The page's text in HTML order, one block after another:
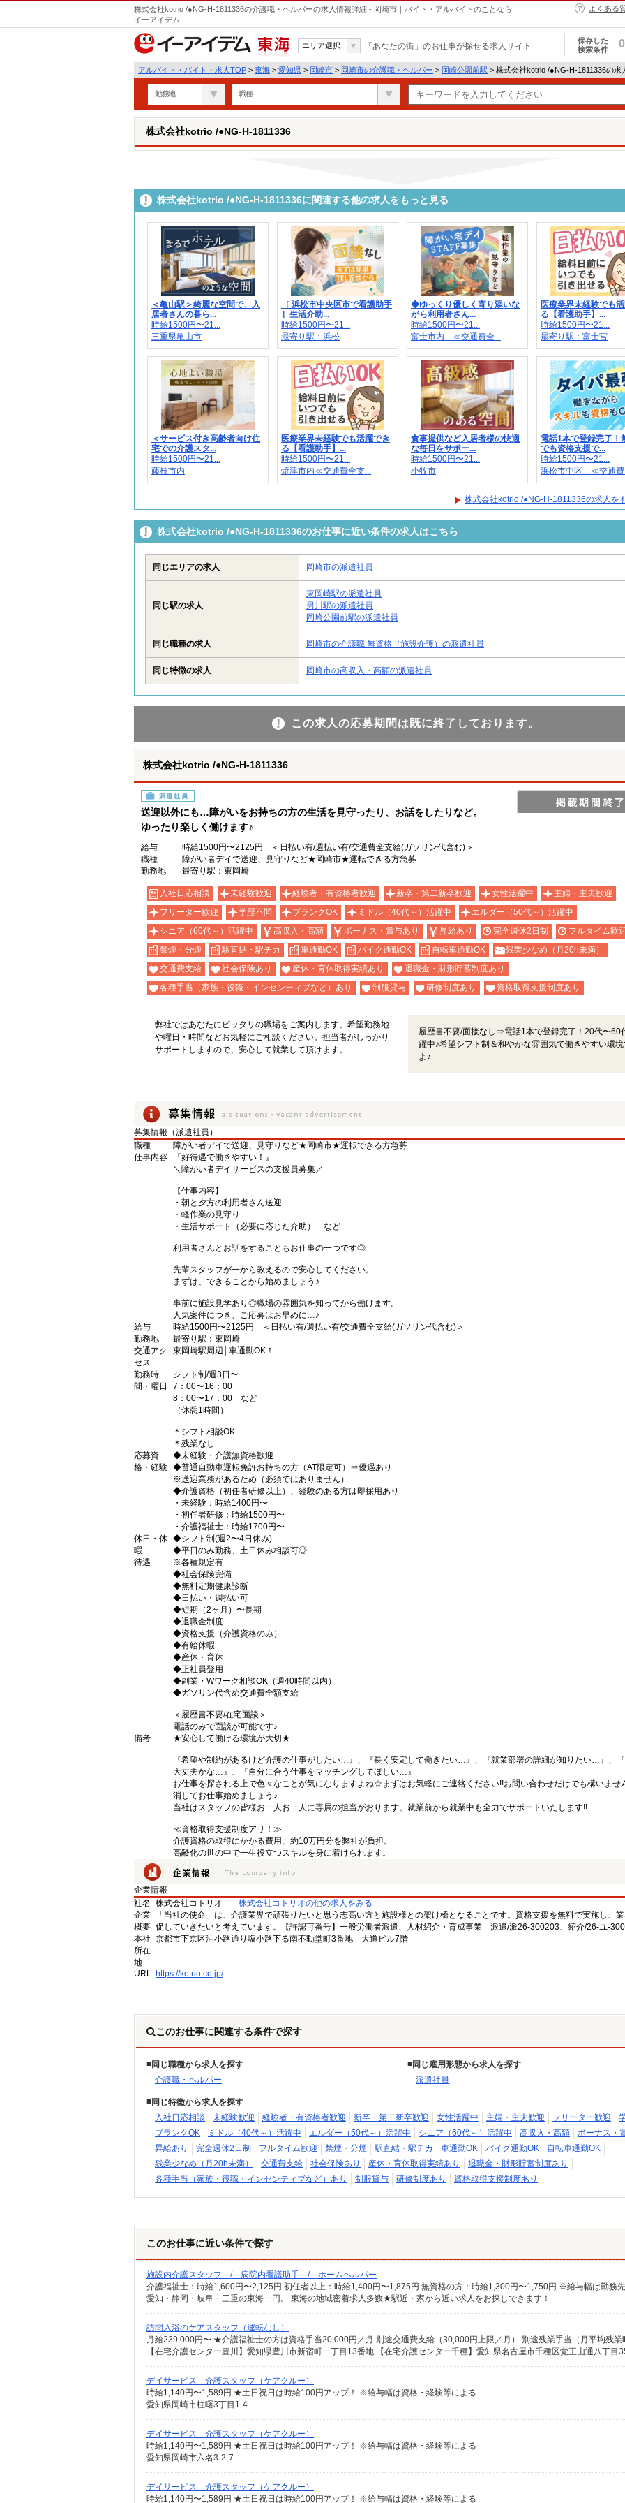
株式会社kotrio /●NG-H-1811336の介護職・ヘルパーの求人情報詳細 - 岡崎市｜バイト・アルバイトのことなら
イーアイデム
よくある
東海
エリア選択 「あなたの街」のお仕事が探せる求人サイト
保存した
検索条件
0
アルバイト・バイト・求人TOP > 東海 > 愛知県 > 岡崎市 > 岡崎市の介護職・ヘルパー > 岡崎公園前駅 > 株式会社kotrio /●NG-H-1811336の求
勤務地 職種
株式会社kotrio /●NG-H-1811336
株式会社kotrio /●NG-H-1811336に関連する他の求人をもっと見る
＜亀山駅＞綺麗な空間で、入
居者さんの暮ら...
時給1500円〜21...
三重県亀山市
［ 浜松市中央区市で看護助手
］生活介助...
時給1500円〜21...
最寄り駅：浜松
◆ゆっくり優しく寄り添いな
がら利用者さん...
時給1500円〜21...
富士市内 ≪交通費全...
医療業界未経験でも
る【看護助手】...
時給1500円〜21...
最寄り駅：富士宮
＜サービス付き高齢者向け住
宅での介護スタ...
時給1500円〜21...
藤枝市内
医療業界未経験でも活躍でき
る【看護助手】...
時給1500円〜21...
焼津市内≪交通費全支...
食事提供など入居者様の快適
な毎日をサポー...
時給1500円〜21...
小牧市
電話1本で登録完了！
でも資格支援で...
時給1500円〜21...
浜松市中区 ≪交通費
株式会社kotrio /●NG-H-1811336の求人を
株式会社kotrio /●NG-H-1811336のお仕事に近い条件の求人はこちら
同じエリアの求人 岡崎市の派遣社員
同じ駅の求人
東岡崎駅の派遣社員
男川駅の派遣社員
岡崎公園前駅の派遣社員
同じ職種の求人 岡崎市の介護職 無資格（施設介護）の派遣社員
同じ特徴の求人 岡崎市の高収入・高額の派遣社員
この求人の応募期間は既に終了しております。
株式会社kotrio /●NG-H-1811336
派遣社員
送迎以外にも…障がいをお持ちの方の生活を見守ったり、お話をしたりなど。
ゆったり楽しく働けます♪
給与
時給1500円〜2125円 ＜日払い有/週払い有/交通費全支給(ガソリン代含む)＞
職種
障がい者デイで送迎、見守りなど★岡崎市★運転できる方急募
勤務地
最寄り駅：東岡崎
入社日応相談 未経験歓迎 経験者・有資格者歓迎 新卒・第二新卒歓迎 女性活躍中
主婦・主夫歓迎
フリーター歓迎
学歴不問 ブランクOK ミドル（40代～）活躍中
エルダー（50代～）活躍中
シニア（60代～）活躍中
高収入・高額 ボーナス・賞与あり 昇給あり 完全週休2日制
フルタイム歓
禁煙・分煙
駅直結・駅チカ 車通勤OK バイク通勤OK 自転車通勤OK
残業少なめ（月20h未満）
交通費支給
社会保険あり 産休・育休取得実績あり
退職金・財形貯蓄制度あり
各種手当（家族・役職・インセンティブなど）あり
制服貸与 研修制度あり 資格取得支援制度あり
弊社ではあなたにピッタリの職場をご案内します。希望勤務地
や曜日・時間などお気軽にご相談ください。担当者がしっかり
サポートしますので、安心して就業して頂けます。
履歴書不要/面接なし⇒電話1本で登録完了！20代〜60
躍中♪希望シフト制＆和やかな雰囲気で働きやすい環境
よ♪
募集情報（派遣社員）
職種
障がい者デイで送迎、見守りなど★岡崎市★運転できる方急募
仕事内容
『好待遇で働きやすい！』
＼障がい者デイサービスの支援員募集／
【仕事内容】
・朝と夕方の利用者さん送迎
・軽作業の見守り
・生活サポート（必要に応じた介助） など
利用者さんとお話をすることもお仕事の一つです◎
先輩スタッフが一から教えるので安心してください。
まずは、できることから始めましょう♪
事前に施設見学あり◎職場の雰囲気を知ってから働けます。
人気案件につき、ご応募はお早めに…♪
給与
時給1500円〜2125円 ＜日払い有/週払い有/交通費全支給(ガソリン代含む)＞
勤務地
最寄り駅：東岡崎
交通アク
セス
東岡崎駅周辺│車通勤OK！
勤務時
間・曜日
シフト制/週3日〜
7：00〜16：00
8：00〜17：00 など
（休憩1時間）
＊シフト相談OK
＊残業なし
応募資
格・経験
◆未経験・介護無資格歓迎
◆普通自動車運転免許お持ちの方（AT限定可）⇒優遇あり
※送迎業務があるため（必須ではありません）
◆介護資格（初任者研修以上）、経験のある方は即採用あり
・未経験：時給1400円〜
・初任者研修：時給1500円〜
・介護福祉士：時給1700円〜
休日・休
暇
◆シフト制(週2〜4日休み)
◆平日のみ勤務、土日休み相談可◎
待遇
※各種規定有
◆社会保険完備
◆無料定期健康診断
◆日払い・週払い可
◆短期（2ヶ月）〜長期
◆退職金制度
◆資格支援（介護資格のみ）
◆有給休暇
◆産休・育休
◆正社員登用
◆副業・Wワーク相談OK（週40時間以内）
◆ガソリン代含め交通費全額支給
＜履歴書不要/在宅面談＞
電話のみで面談が可能です♪
備考
★安心して働ける環境が大切★
『希望や制約があるけど介護の仕事がしたい…』、『長く安定して働きたい…』、『就業部署の詳細が知りたい…』、
大丈夫かな…』、『自分に合う仕事をマッチングしてほしい…』
お仕事を探される上で色々なことが気になりますよね☆まずはお気軽にご連絡ください!!お問い合わせだけでも構いませ
消してお仕事始めましょう♪
当社はスタッフの皆様お一人お一人に専属の担当がおります。就業前から就業中も全力でサポートいたします!!
≪資格取得支援制度アリ！≫
介護資格の取得にかかる費用、約10万円分を弊社が負担。
高齢化の世の中で一生役立つスキルを身に着けられます。
企業情報
社名
株式会社コトリオ
株式会社コトリオの他の求人をみる
企業
概要
「当社の使命」は、介護業界で頑張りたいと思う志高い方と施設様との架け橋となることです。資格支援を無料で実施し、
促していきたいと考えています。【許認可番号】一般労働者派遣、人材紹介・育成事業 派遣/派26-300203、紹介/26-ユ-
本社
所在
地
京都市下京区油小路通り塩小路下る南不動堂町3番地 大道ビル7階
URL https://kotrio.co.jp/
このお仕事に関連する条件で探す
同じ職種から求人を探す
介護職・ヘルパー
同じ雇用形態から求人を探す
派遣社員
同じ特徴から求人を探す
入社日応相談
未経験歓迎 経験者・有資格者歓迎 新卒・第二新卒歓迎 女性活躍中 主婦・主夫歓迎 フリーター歓迎
ブランクOK
ミドル（40代～）活躍中 エルダー（50代～）活躍中 シニア（60代～）活躍中 高収入・高額
ボーナス・
昇給あり
完全週休2日制 フルタイム歓迎 禁煙・分煙 駅直結・駅チカ 車通勤OK バイク通勤OK
自転車通勤OK
残業少なめ（月20h未満）
交通費支給 社会保険あり 産休・育休取得実績あり
退職金・財形貯蓄制度あり
各種手当（家族・役職・インセンティブなど）あり
制服貸与 研修制度あり 資格取得支援制度あり
このお仕事に近い条件で探す
施設内介護スタッフ / 病院内看護助手 / ホームヘルパー
愛知・静岡・岐阜・三重の東海一円。 東海の地域密着求人多数★駅近・家から近い求人をお探しできます！
訪問入浴のケアスタッフ（運転なし）
デイサービス 介護スタッフ（ケアクルー）
時給1,140円〜1,589円 ★土日祝日は時給100円アップ！ ※給与幅は資格・経験等による
愛知県岡崎市柱曙3丁目1-4
デイサービス 介護スタッフ（ケアクルー）
時給1,140円〜1,589円 ★土日祝日は時給100円アップ！ ※給与幅は資格・経験等による
愛知県岡崎市六名3-2-7
デイサービス 介護スタッフ（ケアクルー）
時給1,140円〜1,589円 ★土日祝日は時給100円アップ！ ※給与幅は資格・経験等による